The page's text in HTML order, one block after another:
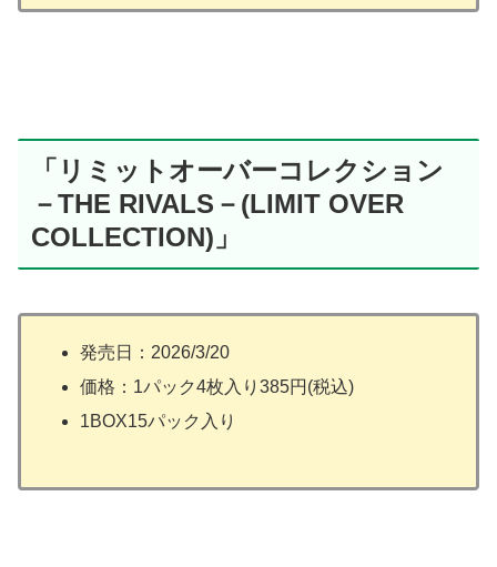
「リミットオーバーコレクション
－THE RIVALS－(LIMIT OVER
COLLECTION)」
発売日：2026/3/20
価格：1パック4枚入り385円(税込)
1BOX15パック入り